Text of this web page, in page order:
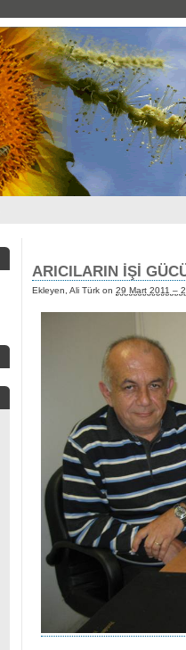
ARICILARIN İŞİ
Ekleyen, Ali Türk on 29 Mart 2011 –